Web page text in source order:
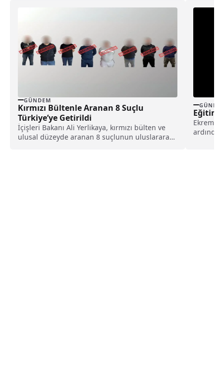
GÜNDEM
Kırmızı Bültenle Aranan 8 Suçlu
Türkiye’ye Getirildi
İçişleri Bakanı Ali Yerlikaya, kırmızı bülten ve
ulusal düzeyde aranan 8 suçlunun uluslararası
Eğitim-
Ekrem